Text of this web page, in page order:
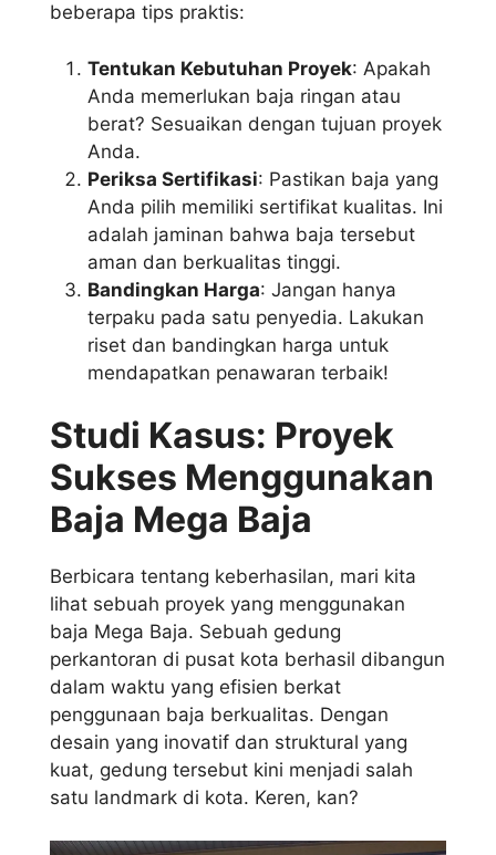
beberapa tips praktis:
Tentukan Kebutuhan Proyek: Apakah
Anda memerlukan baja ringan atau
berat? Sesuaikan dengan tujuan proyek
Anda.
Periksa Sertifikasi: Pastikan baja yang
Anda pilih memiliki sertifikat kualitas. Ini
adalah jaminan bahwa baja tersebut
aman dan berkualitas tinggi.
Bandingkan Harga: Jangan hanya
terpaku pada satu penyedia. Lakukan
riset dan bandingkan harga untuk
mendapatkan penawaran terbaik!
Studi Kasus: Proyek
Sukses Menggunakan
Baja Mega Baja
Berbicara tentang keberhasilan, mari kita
lihat sebuah proyek yang menggunakan
baja Mega Baja. Sebuah gedung
perkantoran di pusat kota berhasil dibangun
dalam waktu yang efisien berkat
penggunaan baja berkualitas. Dengan
desain yang inovatif dan struktural yang
kuat, gedung tersebut kini menjadi salah
satu landmark di kota. Keren, kan?